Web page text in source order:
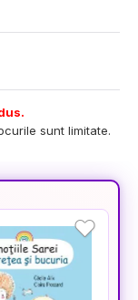
sunt limitate.